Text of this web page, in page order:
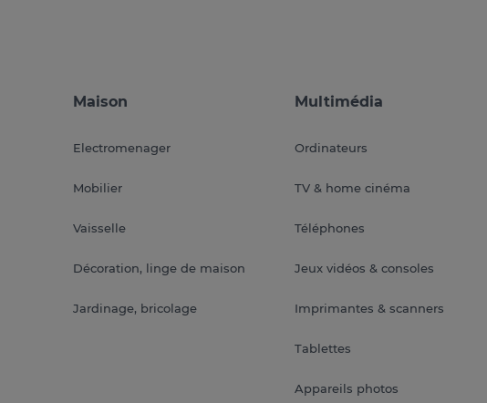
Maison
Electromenager
Mobilier
Vaisselle
Décoration, linge de maison
Jardinage, bricolage
Multimédia
Ordinateurs
TV & home cinéma
Téléphones
Jeux vidéos & consoles
Imprimantes & scanners
Tablettes
Appareils photos